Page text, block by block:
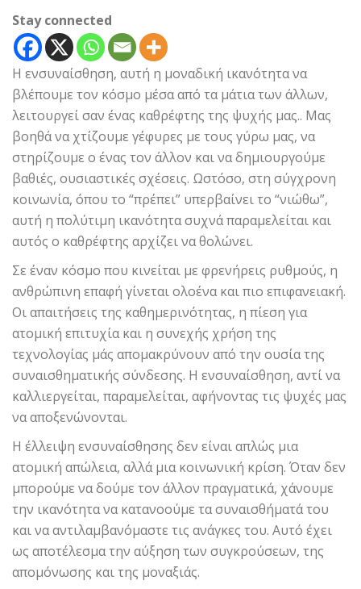
Stay connected
Η ενσυναίσθηση, αυτή η μοναδική ικανότητα να
βλέπουμε τον κόσμο μέσα από τα μάτια των άλλων,
λειτουργεί σαν ένας καθρέφτης της ψυχής μας.. Μας
βοηθά να χτίζουμε γέφυρες με τους γύρω μας, να
στηρίζουμε ο ένας τον άλλον και να δημιουργούμε
βαθιές, ουσιαστικές σχέσεις. Ωστόσο, στη σύγχρονη
κοινωνία, όπου το “πρέπει” υπερβαίνει το “νιώθω”,
αυτή η πολύτιμη ικανότητα συχνά παραμελείται και
αυτός ο καθρέφτης αρχίζει να θολώνει.
Σε έναν κόσμο που κινείται με φρενήρεις ρυθμούς, η
ανθρώπινη επαφή γίνεται ολοένα και πιο επιφανειακή.
Οι απαιτήσεις της καθημερινότητας, η πίεση για
ατομική επιτυχία και η συνεχής χρήση της
τεχνολογίας μάς απομακρύνουν από την ουσία της
συναισθηματικής σύνδεσης. Η ενσυναίσθηση, αντί να
καλλιεργείται, παραμελείται, αφήνοντας τις ψυχές μας
να αποξενώνονται.
Η έλλειψη ενσυναίσθησης δεν είναι απλώς μια
ατομική απώλεια, αλλά μια κοινωνική κρίση. Όταν δεν
μπορούμε να δούμε τον άλλον πραγματικά, χάνουμε
την ικανότητα να κατανοούμε τα συναισθήματά του
και να αντιλαμβανόμαστε τις ανάγκες του. Αυτό έχει
ως αποτέλεσμα την αύξηση των συγκρούσεων, της
απομόνωσης και της μοναξιάς.